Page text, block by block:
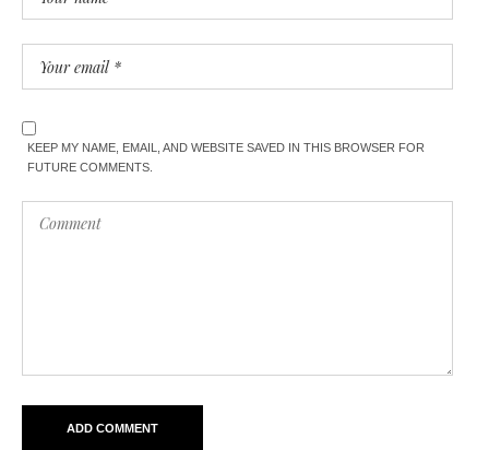
KEEP MY NAME, EMAIL, AND WEBSITE SAVED IN THIS BROWSER FOR
FUTURE COMMENTS.